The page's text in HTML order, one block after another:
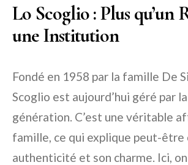
Lo Scoglio : Plus qu’un
une Institution
Fondé en 1958 par la famille De
Scoglio est aujourd’hui géré par
génération. C’est une véritable
famille, ce qui explique peut-être
authenticité et son charme. Ici,